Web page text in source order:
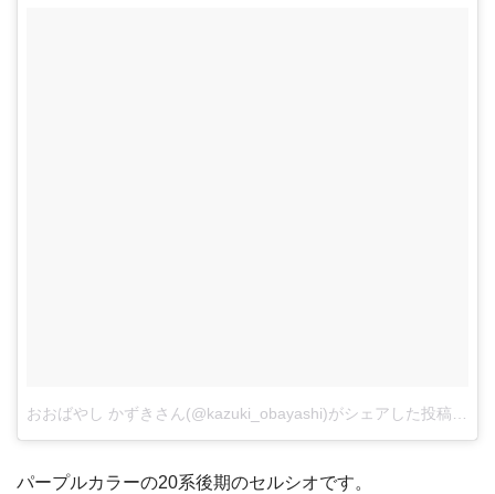
おおばやし かずきさん(@kazuki_obayashi)がシェアした投稿
–
パープルカラーの20系後期のセルシオです。